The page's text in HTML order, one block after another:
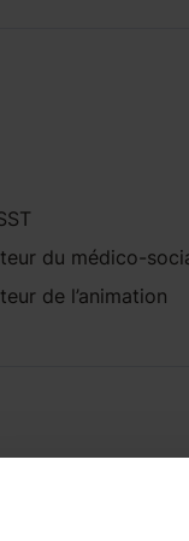
du médico-
de l’animation